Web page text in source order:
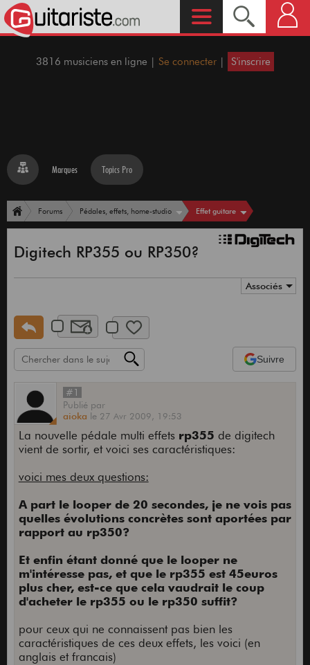
3816 musiciens en ligne | Se connecter | S'inscrire
Marques Topics Pro
Forums Pédales, effets, home-studio Effet guitare
Digitech RP355 ou RP350?
Associés
Suivre
#1
Publié par
aioka le 27 Avr 2009, 19:53
La nouvelle pédale multi effetsrp355 de digitech
vient de sortir, et voici ses caractéristiques:
voici mes deux questions:
A part le looper de 20 secondes, je ne vois pas
quelles évolutions concrètes sont aportées par
rapport au rp350?
Et enfin étant donné que le looper ne
m'intéresse pas, et que le rp355 est 45euros
plus cher, est-ce que cela vaudrait le coup
d'acheter le rp355 ou le rp350 suffit?
pour ceux qui ne connaissent pas bien les
caractéristiques de ces deux effets, les voici (en
anglais et francais)